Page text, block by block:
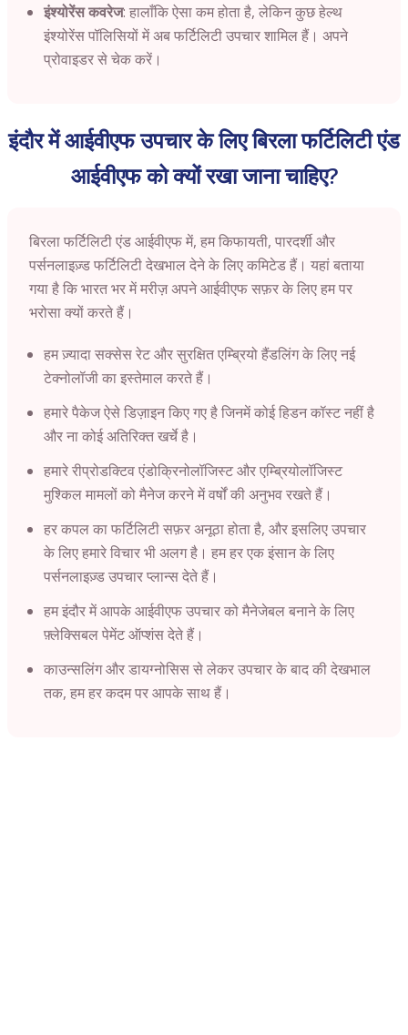
इंश्योरेंस कवरेज: हालाँकि ऐसा कम होता है, लेकिन कुछ हेल्थ
इंश्योरेंस पॉलिसियों में अब फर्टिलिटी उपचार शामिल हैं। अपने
प्रोवाइडर से चेक करें।
इंदौर में आईवीएफ उपचार के लिए बिरला फर्टिलिटी एंड
आईवीएफ को क्यों रखा जाना चाहिए?
बिरला फर्टिलिटी एंड आईवीएफ में, हम किफायती, पारदर्शी और
पर्सनलाइज़्ड फर्टिलिटी देखभाल देने के लिए कमिटेड हैं। यहां बताया
गया है कि भारत भर में मरीज़ अपने आईवीएफ सफ़र के लिए हम पर
भरोसा क्यों करते हैं।
हम ज़्यादा सक्सेस रेट और सुरक्षित एम्ब्रियो हैंडलिंग के लिए नई
टेक्नोलॉजी का इस्तेमाल करते हैं।
हमारे पैकेज ऐसे डिज़ाइन किए गए है जिनमें कोई हिडन कॉस्ट नहीं है
और ना कोई अतिरिक्त खर्चे है।
हमारे रीप्रोडक्टिव एंडोक्रिनोलॉजिस्ट और एम्ब्रियोलॉजिस्ट
मुश्किल मामलों को मैनेज करने में वर्षों की अनुभव रखते हैं।
हर कपल का फर्टिलिटी सफ़र अनूठा होता है, और इसलिए उपचार
के लिए हमारे विचार भी अलग है। हम हर एक इंसान के लिए
पर्सनलाइज़्ड उपचार प्लान्स देते हैं।
हम इंदौर में आपके आईवीएफ उपचार को मैनेजेबल बनाने के लिए
फ़्लेक्सिबल पेमेंट ऑप्शंस देते हैं।
काउन्सलिंग और डायग्नोसिस से लेकर उपचार के बाद की देखभाल
तक, हम हर कदम पर आपके साथ हैं।